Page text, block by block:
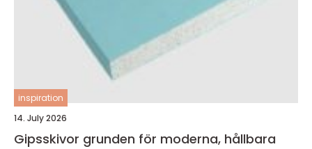
inspiration
14. July 2026
Gipsskivor grunden för moderna, hållbara